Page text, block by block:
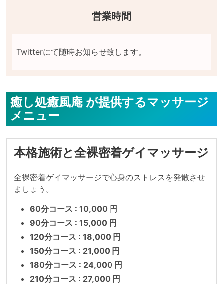
営業時間
癒し処癒風庵 が提供するマッサージ
メニュー
本格施術と全裸密着ゲイマッサージ
全裸密着ゲイマッサージで心身のストレスを発散させ
ましょう。
60分コース : 10,000 円
90分コース : 15,000 円
120分コース : 18,000 円
150分コース : 21,000 円
180分コース : 24,000 円
210分コース : 27,000 円